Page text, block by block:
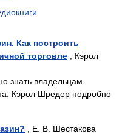
Как построить
торговле , Кэрол
знать владельцам
Кэрол Шредер подробно
, Е. В. Шестакова